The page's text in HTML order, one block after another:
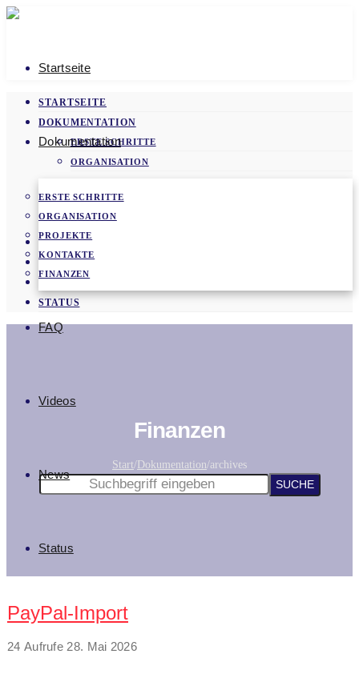
Startseite
Dokumentation
ERSTE SCHRITTE
ORGANISATION
PROJEKTE
KONTAKTE
FINANZEN
FAQ
Videos
News
Status
STARTSEITE
DOKUMENTATION
ERSTE SCHRITTE
ORGANISATION
KONTAKTE
FINANZEN
FAQ
VIDEOS
STATUS
Finanzen
Start/Dokumentation/archives
PayPal-Import
24 Aufrufe 28. Mai 2026